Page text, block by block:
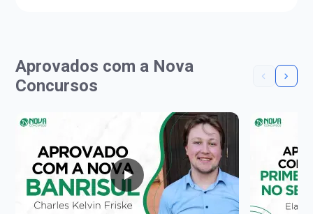
Aprovados com a Nova
Concursos